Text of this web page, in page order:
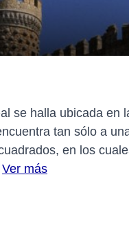
se halla ubicada
tan sólo a
en los
Ver más